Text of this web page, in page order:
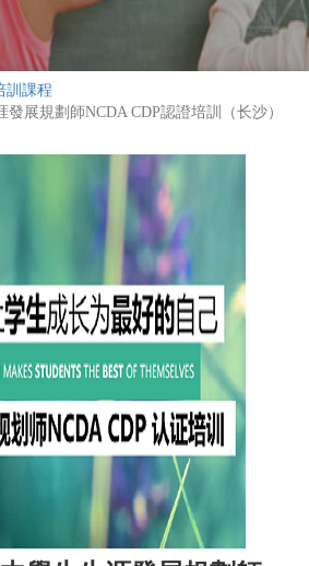
訓課程
展規劃師NCDA CDP認證培訓（长沙）